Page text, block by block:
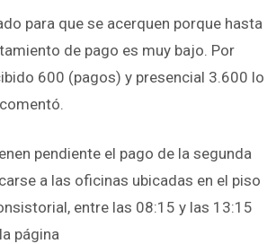
para que se acerquen porque hasta
de pago es muy bajo. Por
600 (pagos) y presencial 3.600 lo
pendiente el pago de la segunda
a las oficinas ubicadas en el piso
entre las 08:15 y las 13:15
página